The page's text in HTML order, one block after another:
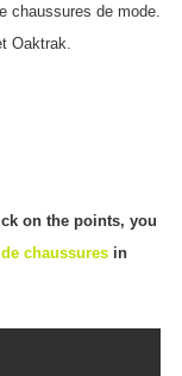
chaussures de mode.
Oaktrak.
on the points, you
chaussures in